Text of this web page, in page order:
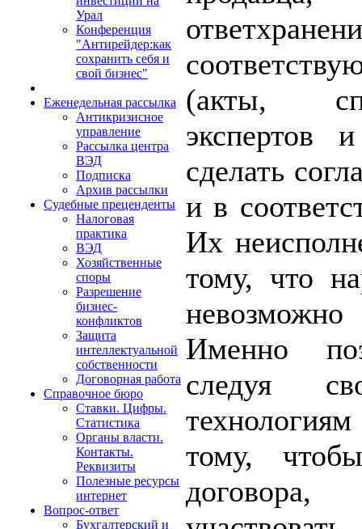
Урал
Конференция
"Антирейдер:как
сохранить себя и
свой бизнес"
Еженедельная рассылка
Антикризисное
управление
Рассылка центра
ВЭД
Подписка
Архив рассылки
Судебные преценденты
Налоговая
практика
ВЭД
Хозяйственные
споры
Разрешение
бизнес-
конфликтов
Защита
интеллектуальной
собственности
Договорная работа
Справочное бюро
Ставки. Цифры.
Статистика
Органы власти.
Контакты.
Реквизиты
Полезные ресурсы
интернет
Вопрос-ответ
Бухгалтерский и
(акты,
сделать
и в
Их
тому, что
Именно
следуя
тому,